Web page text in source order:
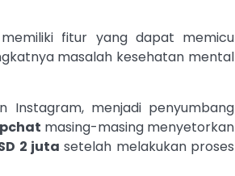
fitur yang dapat memicu
masalah kesehatan mental
Instagram, menjadi penyumbang
masing-masing menyetorkan
2 juta setelah melakukan proses